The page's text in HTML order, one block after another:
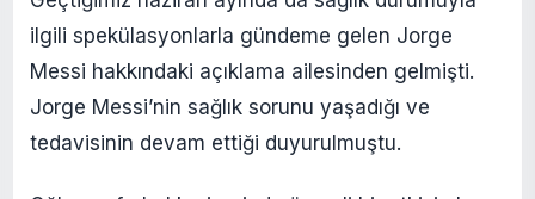
ilgili spekülasyonlarla gündeme gelen Jorge
Messi hakkındaki açıklama ailesinden gelmişti.
Jorge Messi’nin sağlık sorunu yaşadığı ve
tedavisinin devam ettiği duyurulmuştu.